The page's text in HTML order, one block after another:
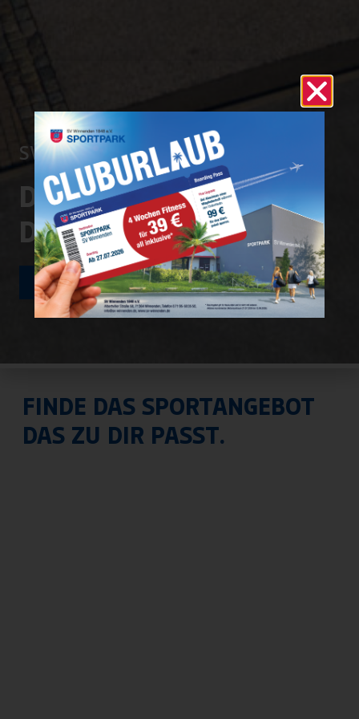
SV WINNENDEN 1848 E.V.
DEINE STADT.
DEIN VEREIN.
JETZT MITGLIED WERDEN
FINDE DAS SPORTANGEBOT
DAS ZU DIR PASST.